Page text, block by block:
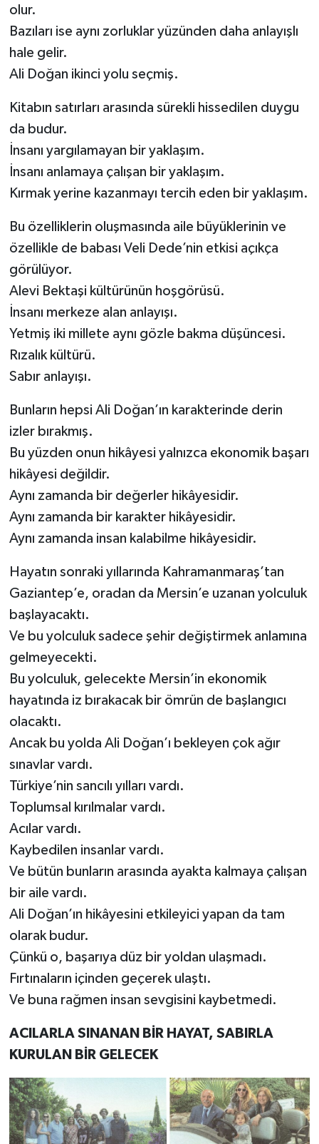
olur.
Bazıları ise aynı zorluklar yüzünden daha anlayışlı
hale gelir.
Ali Doğan ikinci yolu seçmiş.
Kitabın satırları arasında sürekli hissedilen duygu
da budur.
İnsanı yargılamayan bir yaklaşım.
İnsanı anlamaya çalışan bir yaklaşım.
Kırmak yerine kazanmayı tercih eden bir yaklaşım.
Bu özelliklerin oluşmasında aile büyüklerinin ve
özellikle de babası Veli Dede’nin etkisi açıkça
görülüyor.
Alevi Bektaşi kültürünün hoşgörüsü.
İnsanı merkeze alan anlayışı.
Yetmiş iki millete aynı gözle bakma düşüncesi.
Rızalık kültürü.
Sabır anlayışı.
Bunların hepsi Ali Doğan’ın karakterinde derin
izler bırakmış.
Bu yüzden onun hikâyesi yalnızca ekonomik başarı
hikâyesi değildir.
Aynı zamanda bir değerler hikâyesidir.
Aynı zamanda bir karakter hikâyesidir.
Aynı zamanda insan kalabilme hikâyesidir.
Hayatın sonraki yıllarında Kahramanmaraş’tan
Gaziantep’e, oradan da Mersin’e uzanan yolculuk
başlayacaktı.
Ve bu yolculuk sadece şehir değiştirmek anlamına
gelmeyecekti.
Bu yolculuk, gelecekte Mersin’in ekonomik
hayatında iz bırakacak bir ömrün de başlangıcı
olacaktı.
Ancak bu yolda Ali Doğan’ı bekleyen çok ağır
sınavlar vardı.
Türkiye’nin sancılı yılları vardı.
Toplumsal kırılmalar vardı.
Acılar vardı.
Kaybedilen insanlar vardı.
Ve bütün bunların arasında ayakta kalmaya çalışan
bir aile vardı.
Ali Doğan’ın hikâyesini etkileyici yapan da tam
olarak budur.
Çünkü o, başarıya düz bir yoldan ulaşmadı.
Fırtınaların içinden geçerek ulaştı.
Ve buna rağmen insan sevgisini kaybetmedi.
ACILARLA SINANAN BİR HAYAT, SABIRLA
KURULAN BİR GELECEK